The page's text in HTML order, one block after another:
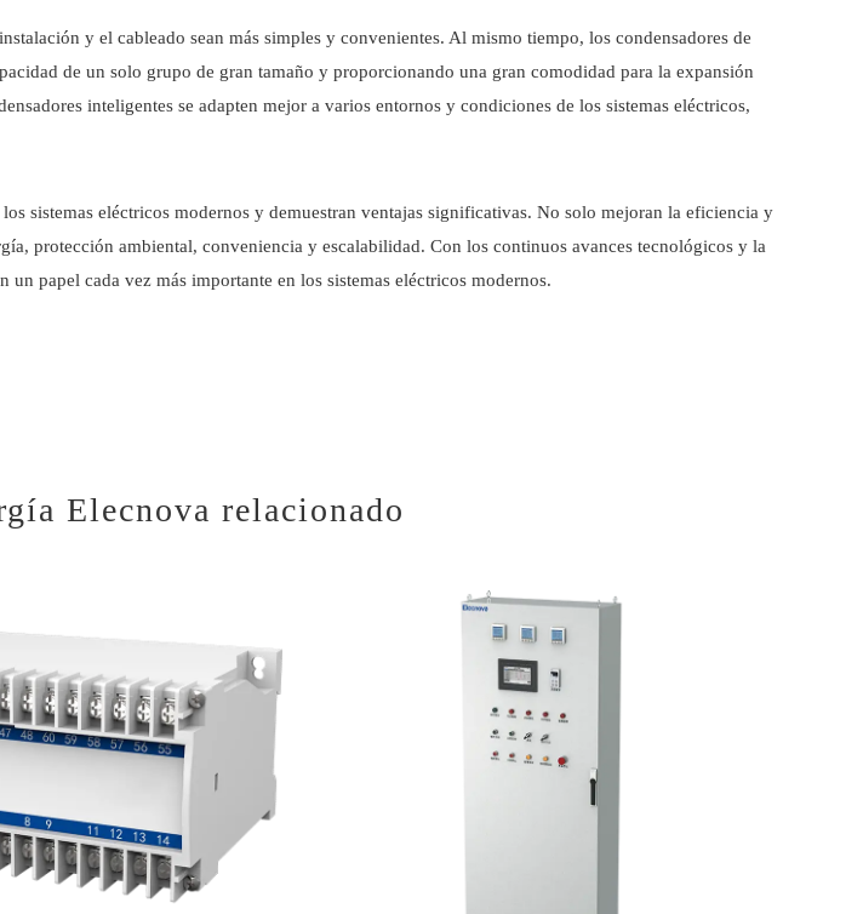
y el cableado sean más simples y convenientes. Al mismo tiempo, los condensadores de
de un solo grupo de gran tamaño y proporcionando una gran comodidad para la expansión
inteligentes se adapten mejor a varios entornos y condiciones de los sistemas eléctricos,
sistemas eléctricos modernos y demuestran ventajas significativas. No solo mejoran la eficiencia y
protección ambiental, conveniencia y escalabilidad. Con los continuos avances tecnológicos y la
papel cada vez más importante en los sistemas eléctricos modernos.
Elecnova relacionado